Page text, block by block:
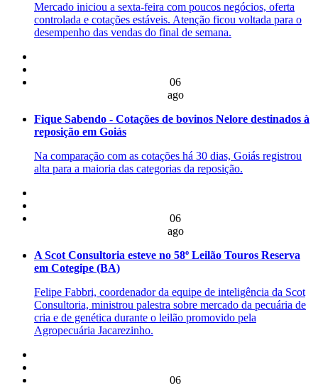
Mercado iniciou a sexta-feira com poucos negócios, oferta
controlada e cotações estáveis. Atenção ficou voltada para o
desempenho das vendas do final de semana.
06
ago
Fique Sabendo - Cotações de bovinos Nelore destinados à
reposição em Goiás
Na comparação com as cotações há 30 dias, Goiás registrou
alta para a maioria das categorias da reposição.
06
ago
A Scot Consultoria esteve no 58º Leilão Touros Reserva
em Cotegipe (BA)
Felipe Fabbri, coordenador da equipe de inteligência da Scot
Consultoria, ministrou palestra sobre mercado da pecuária de
cria e de genética durante o leilão promovido pela
Agropecuária Jacarezinho.
06